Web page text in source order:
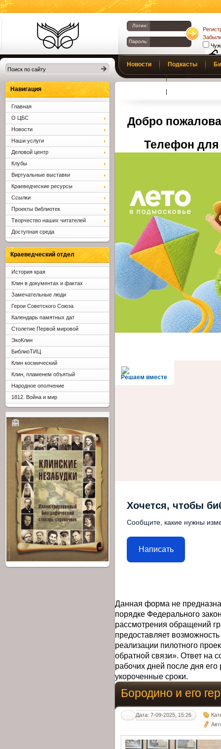
Библиотеки
Клина. Клинская
ЦБС.
Логин:
Пароль:
Новости Подкасты
Добро
Телефон для
Решаем вместе
Хочется, чтобы
Сообщите, какие нужны
Написать
Данная форма не
порядке Федерального
рассмотрения обращений
предоставляет
реализации пилотного
обратной связи». Ответ на
рабочих дней после дня
укороченные сроки.
Бородино и его
Дата: 7-09-2025, 15:26
Навигация
Главная
О ЦБС
Новости
Наши услуги
Деловой центр
Клубы
Виртуальные выставки
Краеведческие ресурсы
Ссылки
Проекты библиотек
Творчество наших читателей
Доступная среда
Краеведческий отдел
История края
Клин в документах и фактах
Замечательные люди
Герои Советского Союза
Календарь памятных дат
Столетие Первой мировой
ЭкоКлин
БиблиоТИЦ
Клин космический
Клин, пламенем объятый
Народное ополчение
1812. Война и мир